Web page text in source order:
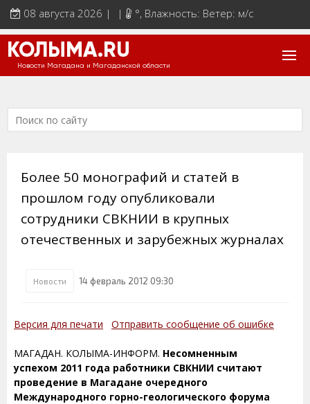
08 августа 2026 | | °, Влажность: Ветер: м/с
КОЛЫМА.RU
Новости Магадана и Магаданской области
Более 50 монографий и статей в
прошлом году опубликовали
сотрудники СВКНИИ в крупных
отечественных и зарубежных журналах
Новости 14 февраль 2012 09:30
Версия для печати Отправить сообщение об ошибке
МАГАДАН. КОЛЫМА-ИНФОРМ. Несомненным
успехом 2011 года работники СВКНИИ считают
проведение в Магадане очередного
Международного горно-геологического форума